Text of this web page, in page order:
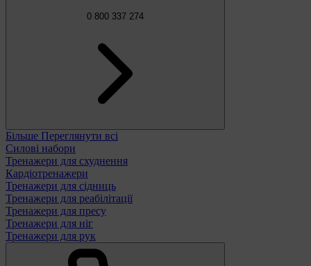
0 800 337 274
Більше Переглянути всі
Силові набори
Тренажери для схуднення
Кардіотренажери
Тренажери для сідниць
Тренажери для реабілітації
Тренажери для пресу
Тренажери для ніг
Тренажери для рук